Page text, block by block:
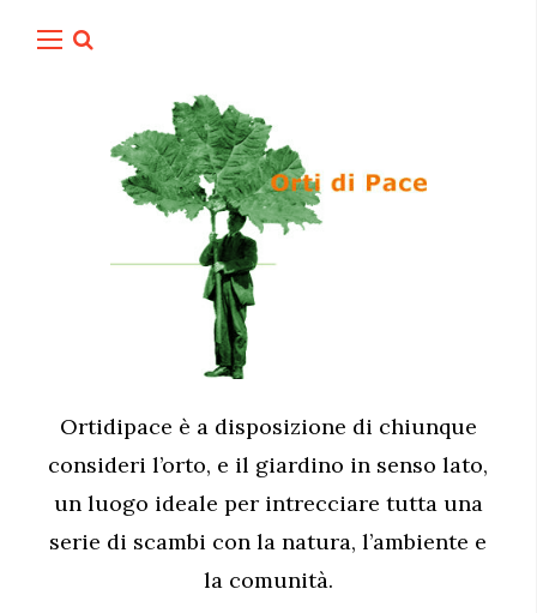
Ortidipace è a disposizione di chiunque
consideri l’orto, e il giardino in senso lato,
un luogo ideale per intrecciare tutta una
serie di scambi con la natura, l’ambiente e
la comunità.